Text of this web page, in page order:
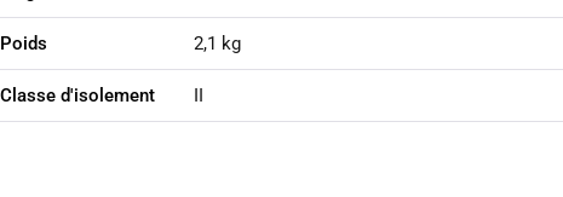
Poids 2,1 kg
Classe d'isolement II